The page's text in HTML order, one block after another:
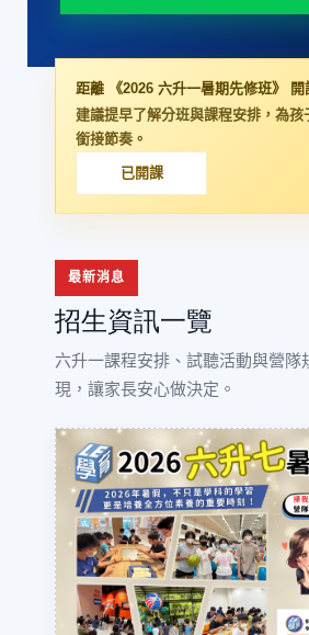
距離 《2026 六升一暑期先修班》 開
建議提早了解分班與課程安排，為孩
銜接節奏。
已開課
最新消息
招生資訊一覽
六升一課程安排、試聽活動與營隊
現，讓家長安心做決定。